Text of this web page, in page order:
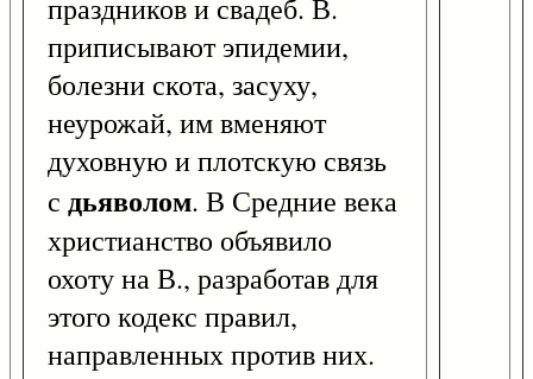
праздников и свадеб. В.
приписывают эпидемии,
болезни скота, засуху,
неурожай, им вменяют
духовную и плотскую связь
с дьяволом. В Средние века
христианство объявило
охоту на В., разработав для
этого кодекс правил,
направленных против них.